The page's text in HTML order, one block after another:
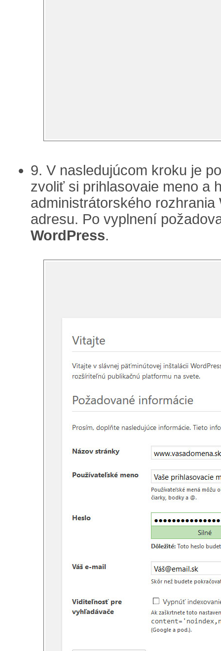
9. V nasledujúcom kroku je
zvoliť si prihlasovaie meno a
administrátorského
adresu. Po vyplnení
WordPress.